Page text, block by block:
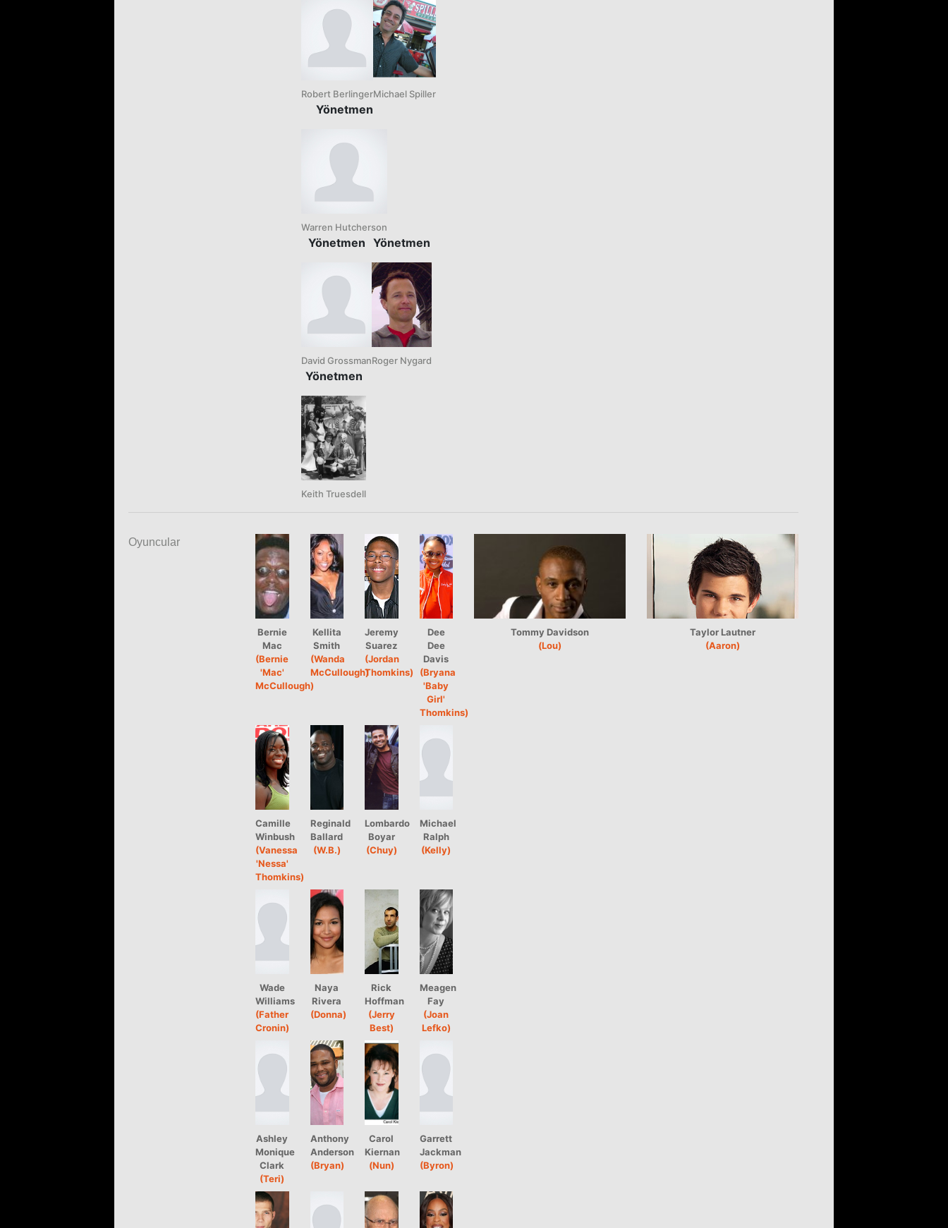
Robert BerlingerMichael Spiller
Yönetmen
Warren Hutcherson
Yönetmen
David Grossman
Yönetmen
Roger Nygard
Yönetmen
Keith Truesdell
Oyuncular
Bernie
Mac
(Bernie
'Mac'
McCullough)
Kellita
Smith
(Wanda
McCullough)
Jeremy
Suarez
(Jordan
Thomkins)
Dee
Dee
Davis
(Bryana
'Baby
Girl'
Thomkins)
Camille
Winbush
(Vanessa
'Nessa'
Thomkins)
Reginald
Ballard
(W.B.)
Lombardo
Boyar
(Chuy)
Michael
Ralph
(Kelly)
Wade
Williams
(Father
Cronin)
Naya
Rivera
(Donna)
Rick
Hoffman
(Jerry
Best)
Meagen
Fay
(Joan
Lefko)
Ashley
Monique
Clark
(Teri)
Anthony
Anderson
(Bryan)
Carol
Kiernan
(Nun)
Garrett
Jackman
(Byron)
Tommy Davidson
(Lou)
Taylor Lautner
(Aaron)